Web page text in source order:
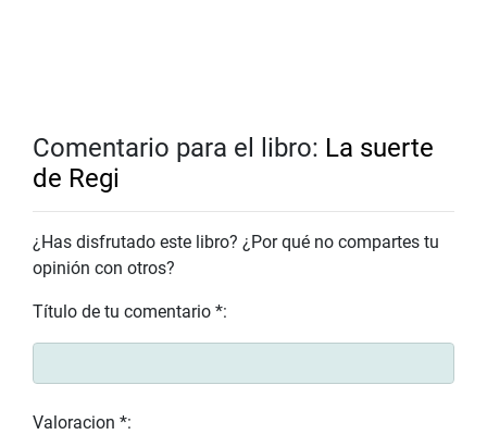
Comentario para el libro: La suerte
de Regi
¿Has disfrutado este libro? ¿Por qué no compartes tu
opinión con otros?
Título de tu comentario *:
Valoracion *: